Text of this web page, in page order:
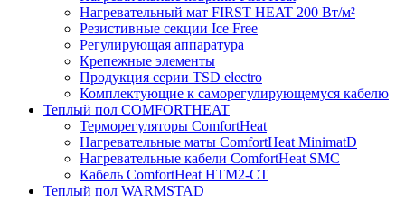
Нагревательный мат FIRST HEAT 200 Вт/м²
Резистивные секции Ice Free
Регулирующая аппаратура
Крепежные элементы
Продукция серии TSD electro
Комплектующие к саморегулирующемуся кабелю
Теплый пол COMFORTHEAT
Терморегуляторы ComfortHeat
Нагревательные маты ComfortHeat MinimatD
Нагревательные кабели ComfortHeat SMC
Кабель ComfortHeat HTM2-CT
Теплый пол WARMSTAD